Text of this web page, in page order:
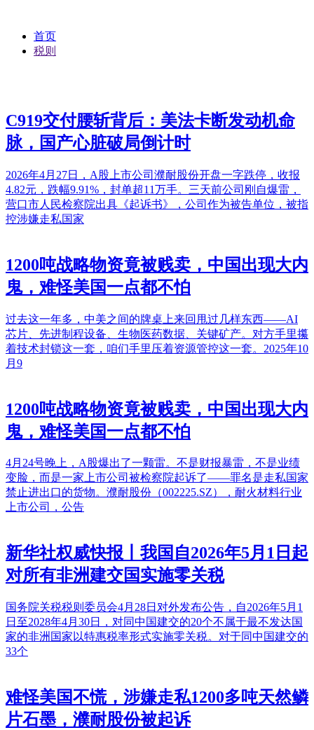
首页
税则
C919交付腰斩背后：美法卡断发动机命
脉，国产心脏破局倒计时
2026年4月27日，A股上市公司濮耐股份开盘一字跌停，收报
4.82元，跌幅9.91%，封单超11万手。三天前公司刚自爆雷，
营口市人民检察院出具《起诉书》，公司作为被告单位，被指
控涉嫌走私国家
1200吨战略物资竟被贱卖，中国出现大内
鬼，难怪美国一点都不怕
过去这一年多，中美之间的牌桌上来回甩过几样东西——AI
芯片、先进制程设备、生物医药数据、关键矿产。对方手里攥
着技术封锁这一套，咱们手里压着资源管控这一套。2025年10
月9
1200吨战略物资竟被贱卖，中国出现大内
鬼，难怪美国一点都不怕
4月24号晚上，A股爆出了一颗雷。不是财报暴雷，不是业绩
变脸，而是一家上市公司被检察院起诉了——罪名是走私国家
禁止进出口的货物。濮耐股份（002225.SZ），耐火材料行业
上市公司，公告
新华社权威快报丨我国自2026年5月1日起
对所有非洲建交国实施零关税
国务院关税税则委员会4月28日对外发布公告，自2026年5月1
日至2028年4月30日，对同中国建交的20个不属于最不发达国
家的非洲国家以特惠税率形式实施零关税。对于同中国建交的
33个
难怪美国不慌，涉嫌走私1200多吨天然鳞
片石墨，濮耐股份被起诉